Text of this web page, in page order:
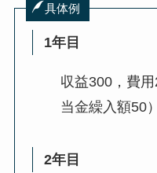
具体例
1年目
収益300，費用
当金繰入額50）
2年目